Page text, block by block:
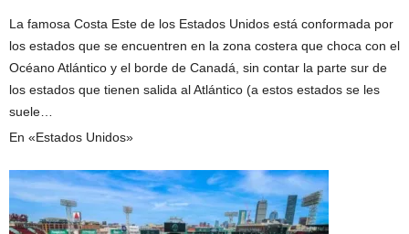
La famosa Costa Este de los Estados Unidos está conformada por
los estados que se encuentren en la zona costera que choca con el
Océano Atlántico y el borde de Canadá, sin contar la parte sur de
los estados que tienen salida al Atlántico (a estos estados se les
suele…
En «Estados Unidos»